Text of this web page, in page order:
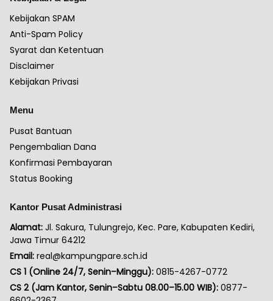
Kebijakan SPAM
Anti-Spam Policy
Syarat dan Ketentuan
Disclaimer
Kebijakan Privasi
Menu
Pusat Bantuan
Pengembalian Dana
Konfirmasi Pembayaran
Status Booking
Kantor Pusat Administrasi
Alamat: Jl. Sakura, Tulungrejo, Kec. Pare, Kabupaten Kediri,
Jawa Timur 64212
Email: real@kampungpare.sch.id
CS 1 (Online 24/7, Senin–Minggu): 0815-4267-0772
CS 2 (Jam Kantor, Senin–Sabtu 08.00–15.00 WIB): 0877-